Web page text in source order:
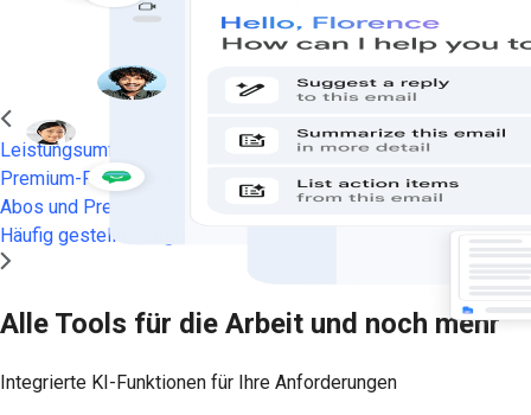
Jetzt starten
Leistungsumfang
Premium-Funktionen
Abos und Preise
Häufig gestellte Fragen
Alle Tools für die Arbeit und noch mehr
Integrierte KI-Funktionen für Ihre Anforderungen